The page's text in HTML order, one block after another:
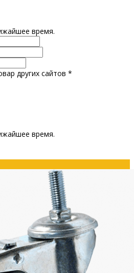
время.
других сайтов *
время.